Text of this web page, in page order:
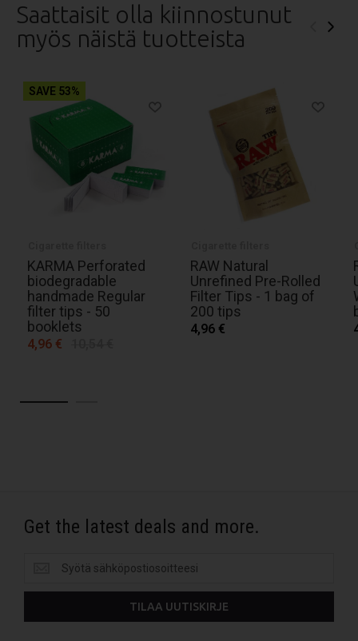
Saattaisit olla kiinnostunut
myös näistä tuotteista
›
SAVE 53%
KARMA Perforated
biodegradable
handmade Regular
filter tips - 50
booklets
4,96 €
RAW Natural
Unrefined Pre-Rolled
Filter Tips - 1 bag of
200 tips
4,96 €
Get the latest deals and more.
latest
and
TILAA UUTISKIRJE